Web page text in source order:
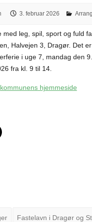
3. februar 2026
med leg, spil, sport og fuld
Halvejen 3, Dragør. Det
i uge 7, mandag den
fra kl. 9 til 14.
kommunens hjemmeside
Fastelavn i Dragør og